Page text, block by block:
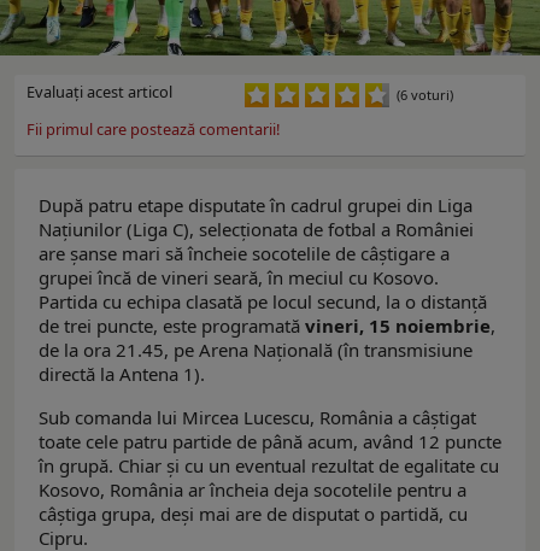
Evaluaţi acest articol (6 voturi)
Fii primul care postează comentarii!
După patru etape disputate în cadrul grupei din Liga
Națiunilor (Liga C), selecționata de fotbal a României
are șanse mari să încheie socotelile de câștigare a
grupei încă de vineri seară, în meciul cu Kosovo.
Partida cu echipa clasată pe locul secund, la o distanță
de trei puncte, este programată vineri, 15 noiembrie,
de la ora 21.45, pe Arena Națională (în transmisiune
directă la Antena 1).
Sub comanda lui Mircea Lucescu, România a câștigat
toate cele patru partide de până acum, având 12 puncte
în grupă. Chiar și cu un eventual rezultat de egalitate cu
Kosovo, România ar încheia deja socotelile pentru a
câștiga grupa, deși mai are de disputat o partidă, cu
Cipru.